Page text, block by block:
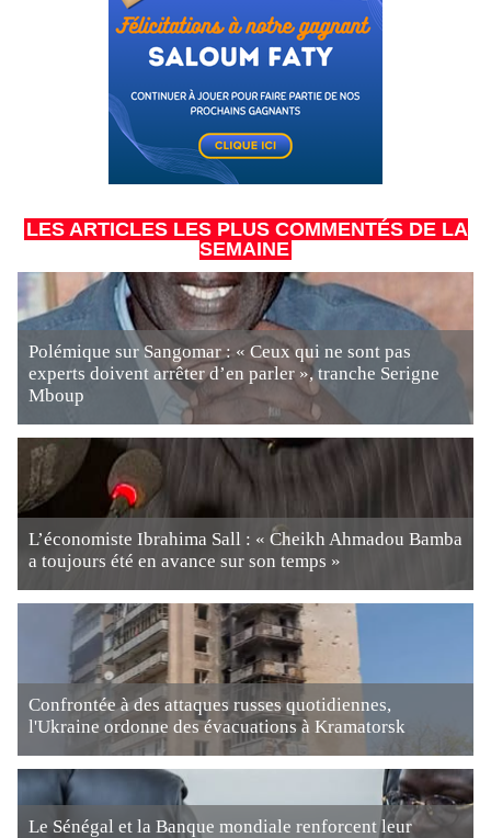
LES ARTICLES LES PLUS COMMENTÉS DE LA
SEMAINE
Polémique sur Sangomar : « Ceux qui ne sont pas
experts doivent arrêter d’en parler », tranche Serigne
Mboup
L’économiste Ibrahima Sall : « Cheikh Ahmadou Bamba
a toujours été en avance sur son temps »
Confrontée à des attaques russes quotidiennes,
l'Ukraine ordonne des évacuations à Kramatorsk
Le Sénégal et la Banque mondiale renforcent leur